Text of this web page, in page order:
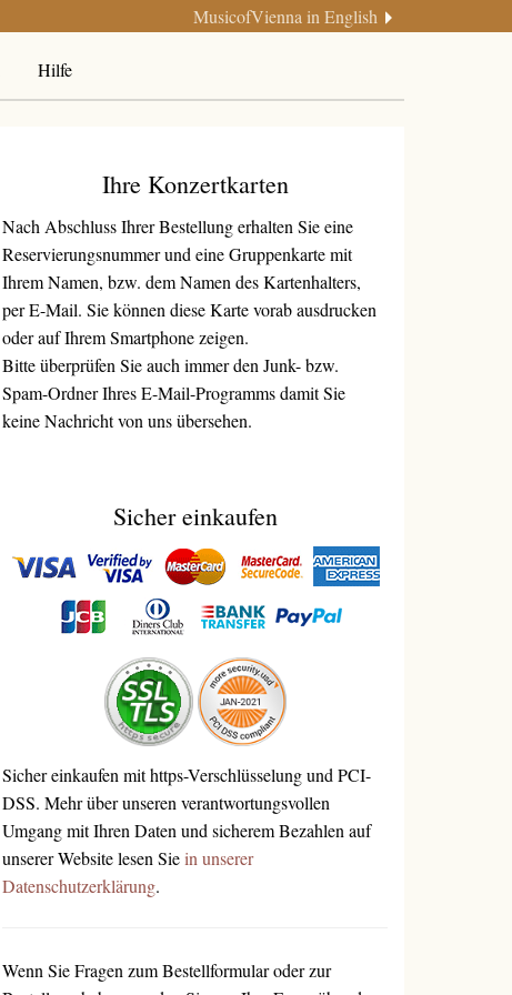
MusicofVienna in English
Hilfe
Ihre Konzertkarten
Nach Abschluss Ihrer Bestellung erhalten Sie eine
Reservierungsnummer und eine Gruppenkarte mit
Ihrem Namen, bzw. dem Namen des Kartenhalters,
per E-Mail. Sie können diese Karte vorab ausdrucken
oder auf Ihrem Smartphone zeigen.
Bitte überprüfen Sie auch immer den Junk- bzw.
Spam-Ordner Ihres E-Mail-Programms damit Sie
keine Nachricht von uns übersehen.
Sicher einkaufen
Sicher einkaufen mit https-Verschlüsselung und PCI-
DSS. Mehr über unseren verantwortungsvollen
Umgang mit Ihren Daten und sicherem Bezahlen auf
unserer Website lesen Siein unserer
Datenschutzerklärung.
Wenn Sie Fragen zum Bestellformular oder zur